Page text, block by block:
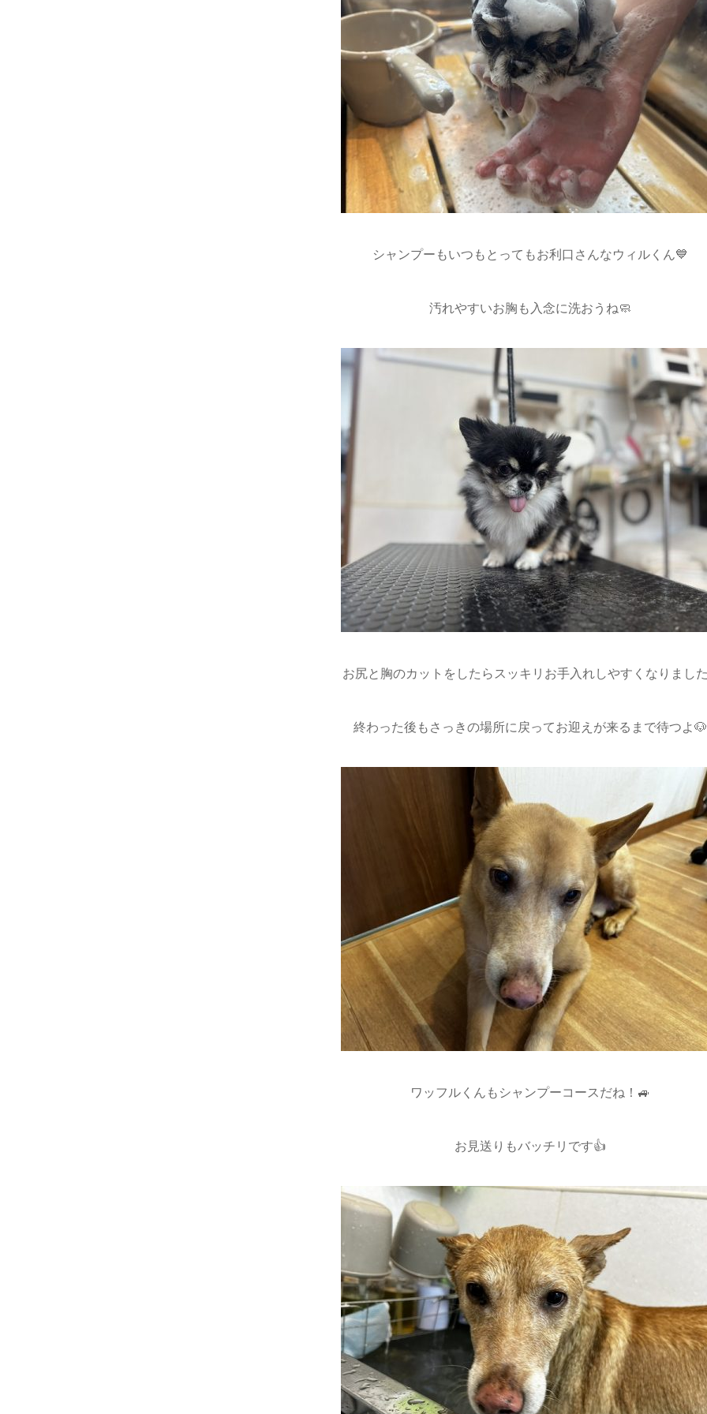
シャンプーもいつもとってもお利口さんなウィルくん💙
汚れやすいお胸も入念に洗おうね🧼
お尻と胸のカットをしたらスッキリお手入れしやすくなりまし
終わった後もさっきの場所に戻ってお迎えが来るまで待つよ🐶
ワッフルくんもシャンプーコースだね！🚙
お見送りもバッチリです👍